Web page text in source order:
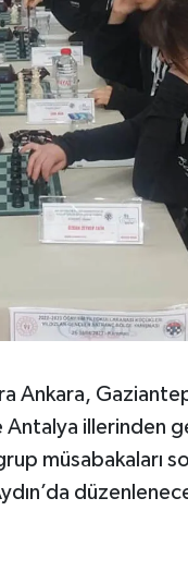
Ankara,
illerinden
müsabakaları